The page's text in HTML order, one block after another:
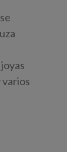
varios